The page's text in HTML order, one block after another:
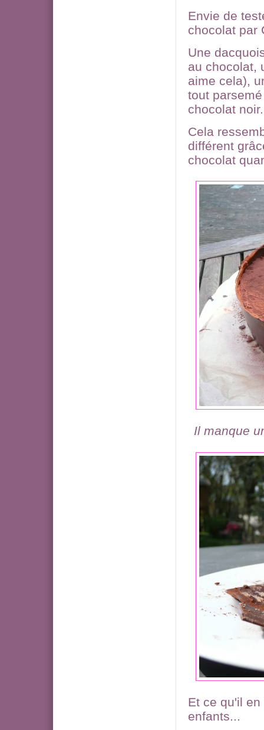
Envie de
chocolat par
Une
au chocolat,
aime cela),
tout
chocolat noir.
Cela
différent
chocolat
Il manque
Et ce qu'il
enfants...